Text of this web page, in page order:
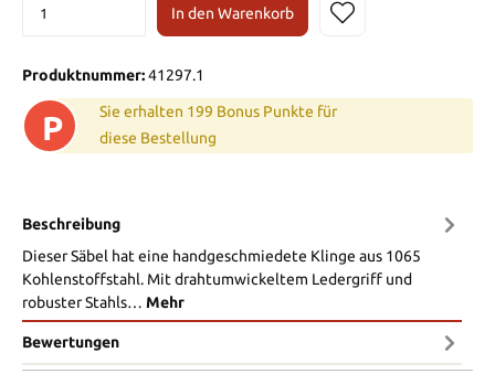
In den Warenkorb
Produktnummer:41297.1
P
Sie erhalten 199 Bonus Punkte für
diese Bestellung
Beschreibung
Dieser Säbel hat eine handgeschmiedete Klinge aus 1065
Kohlenstoffstahl. Mit drahtumwickeltem Ledergriff und
robuster Stahls… Mehr
Bewertungen